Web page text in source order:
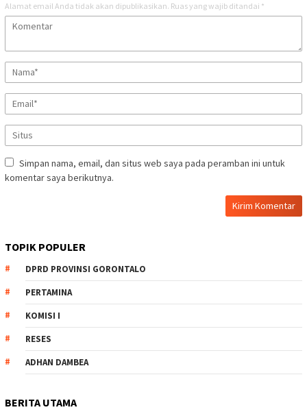
Alamat email Anda tidak akan dipublikasikan. Ruas yang wajib ditandai *
Simpan nama, email, dan situs web saya pada peramban ini untuk
komentar saya berikutnya.
TOPIK POPULER
DPRD PROVINSI GORONTALO
PERTAMINA
KOMISI I
RESES
ADHAN DAMBEA
BERITA UTAMA